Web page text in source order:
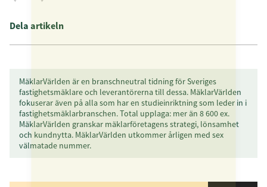
Dela artikeln
MäklarVärlden är en branschneutral tidning för Sveriges
fastighetsmäklare och leverantörerna till dessa. MäklarVärlden
fokuserar även på alla som har en studieinriktning som leder in i
fastighetsmäklarbranschen. Total upplaga: mer än 8 600 ex.
MäklarVärlden granskar mäklarföretagens strategi, lönsamhet
och kundnytta. MäklarVärlden utkommer årligen med sex
välmatade nummer.